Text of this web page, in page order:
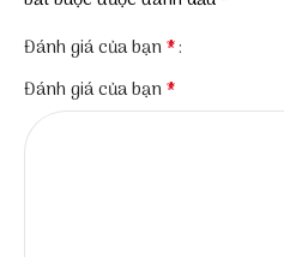
Đánh giá của bạn*
Đánh giá của bạn*